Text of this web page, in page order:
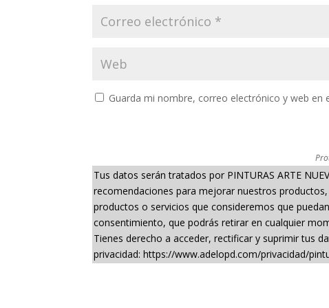
Guarda mi nombre, correo electrónico y web
Tus datos serán tratados por PINTURAS ARTE
recomendaciones para mejorar nuestros
productos o servicios que consideremos que
consentimiento, que podrás retirar en cualquier
Tienes derecho a acceder, rectificar y suprimir tus
privacidad: https://www.adelopd.com/privacidad/